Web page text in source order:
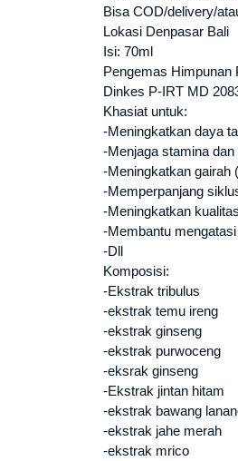
Bisa COD/delivery/
Lokasi Denpasar Bali
Isi: 70ml
Pengemas Himpunan
Dinkes P-IRT MD
Khasiat untuk:
-Meningkatkan daya
-Menjaga stamina
-Meningkatkan gairah
-Memperpanjang
-Meningkatkan
-Membantu
-Dll
Komposisi:
-Ekstrak tribulus
-ekstrak temu ireng
-ekstrak ginseng
-ekstrak purwoceng
-eksrak ginseng
-Ekstrak jintan hitam
-ekstrak bawang
-ekstrak jahe merah
-ekstrak mrico